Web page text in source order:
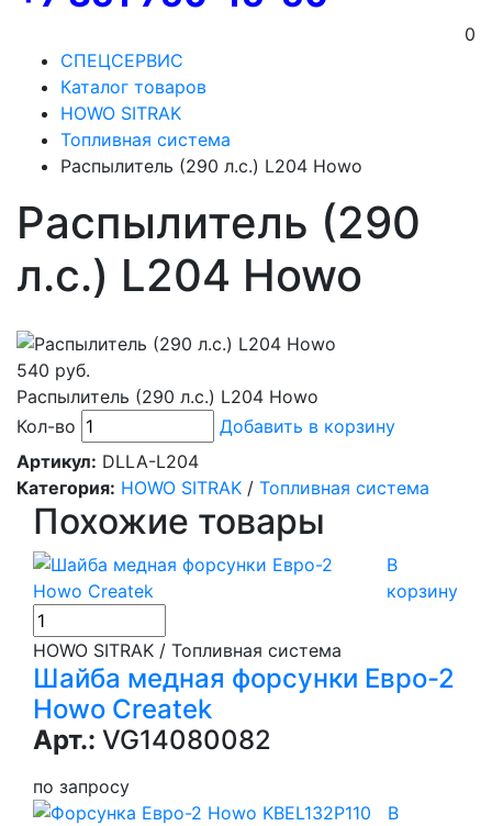
0
СПЕЦСЕРВИС
Каталог товаров
HOWO SITRAK
Топливная система
Распылитель (290 л.с.) L204 Howo
Распылитель (290
л.с.) L204 Howo
540 руб.
Распылитель (290 л.с.) L204 Howo
Кол-во
Добавить в корзину
Артикул: DLLA-L204
Категория: HOWO SITRAK / Топливная система
Похожие товары
В
корзину
HOWO SITRAK / Топливная система
Шайба медная форсунки Евро-2
Howo Createk
Арт.: VG14080082
по запросу
В